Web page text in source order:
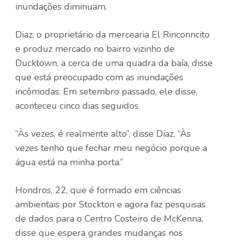
inundações diminuam.
Diaz, o proprietário da mercearia El Rinconncito
e produz mercado no bairro vizinho de
Ducktown, a cerca de uma quadra da baía, disse
que está preocupado com as inundações
incômodas. Em setembro passado, ele disse,
aconteceu cinco dias seguidos.
“Às vezes, é realmente alto”, disse Diaz. “Às
vezes tenho que fechar meu negócio porque a
água está na minha porta.”
Hondros, 22, que é formado em ciências
ambientais por Stockton e agora faz pesquisas
de dados para o Centro Costeiro de McKenna,
disse que espera grandes mudanças nos